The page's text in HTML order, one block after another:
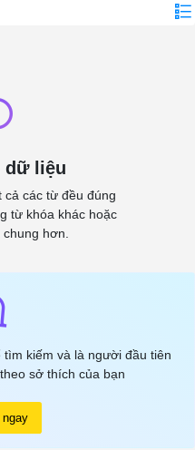
dữ liệu
cả các từ đều đúng
từ khóa khác hoặc
hơn.
tìm kiếm và là người đầu tiên
sở thích của bạn